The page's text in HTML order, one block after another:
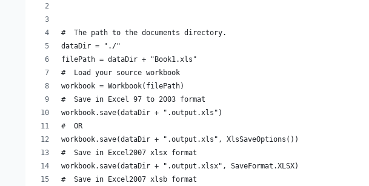
#  The path to the documents directory.
dataDir = "./"
filePath = dataDir + "Book1.xls"
#  Load your source workbook
workbook = Workbook(filePath)
#  Save in Excel 97 to 2003 format
workbook.save(dataDir + ".output.xls")
#  OR
workbook.save(dataDir + ".output.xls", XlsSaveOptions())
#  Save in Excel2007 xlsx format
workbook.save(dataDir + ".output.xlsx", SaveFormat.XLSX)
#  Save in Excel2007 xlsb format